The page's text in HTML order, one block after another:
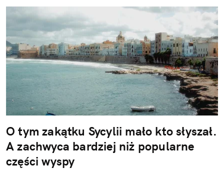
O tym zakątku Sycylii mało kto słyszał.
A zachwyca bardziej niż popularne
części wyspy